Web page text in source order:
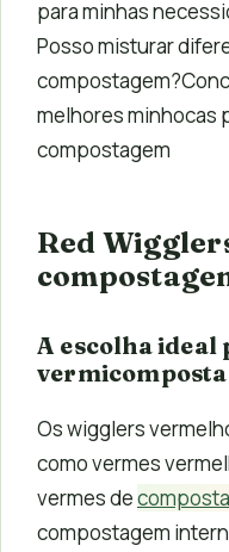
para minhas
Posso misturar
melhores minhocas
compostagem
Red
A escolha ideal
Os wigglers
como vermes
vermes de
compostagem